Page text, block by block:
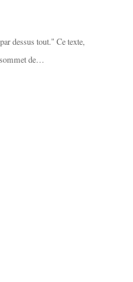
dessus tout." Ce texte,
sommet de…